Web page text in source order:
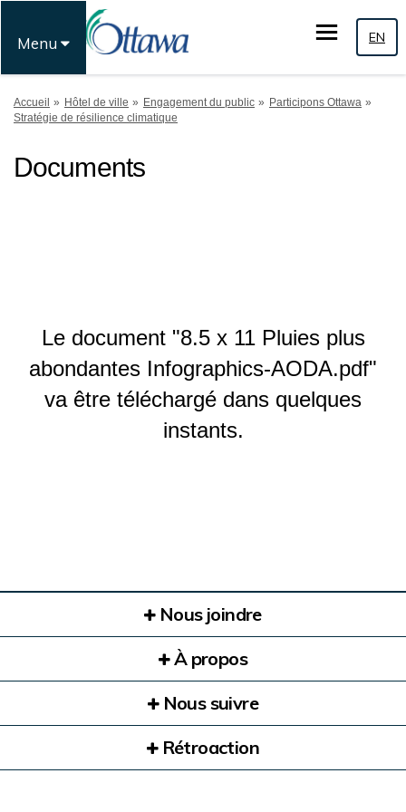
Menu EN
Vous êtes ici:
Accueil Hôtel de ville Engagement du public
Participons Ottawa
Stratégie de résilience climatique
Documents
Le document "8.5 x 11 Pluies plus
abondantes Infographics-AODA.pdf"
va être téléchargé dans quelques
instants.
Nous joindre
À propos
Nous suivre
Rétroaction